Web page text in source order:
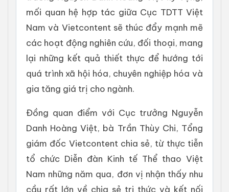
mối quan hệ hợp tác giữa Cục TDTT Việt
Nam và Vietcontent sẽ thúc đẩy mạnh mẽ
các hoạt động nghiên cứu, đối thoại, mang
lại những kết quả thiết thực để hướng tới
quá trình xã hội hóa, chuyên nghiệp hóa và
gia tăng giá trị cho ngành.
Đồng quan điểm với Cục trưởng Nguyễn
Danh Hoàng Việt, bà Trần Thùy Chi, Tổng
giám đốc Vietcontent chia sẻ, từ thực tiễn
tổ chức Diễn đàn Kinh tế Thể thao Việt
Nam những năm qua, đơn vị nhận thấy nhu
cầu rất lớn về chia sẻ tri thức và kết nối